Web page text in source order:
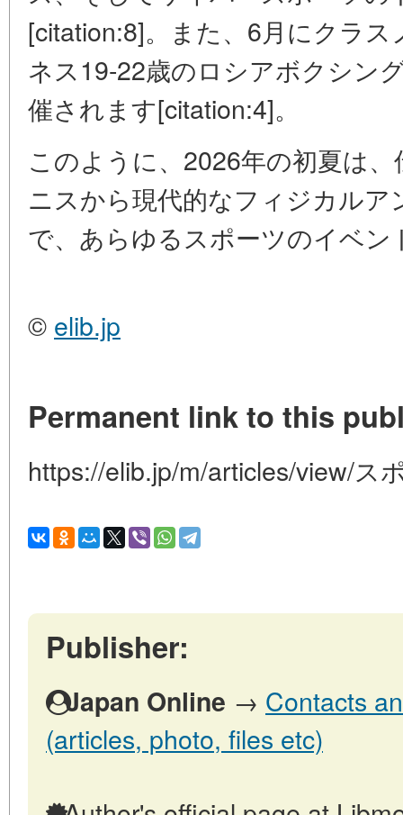
[citation:8]。また、6月にクラ
ネス19-22歳のロシアボクシン
催されます[citation:4]。
このように、2026年の初夏は
ニスから現代的なフィジカル
で、あらゆるスポーツのイベン
© elib.jp
Permanent link to this
https://elib.jp/m/articles/view/ス
Publisher:
Japan Online → Contacts
(articles, photo, files etc)